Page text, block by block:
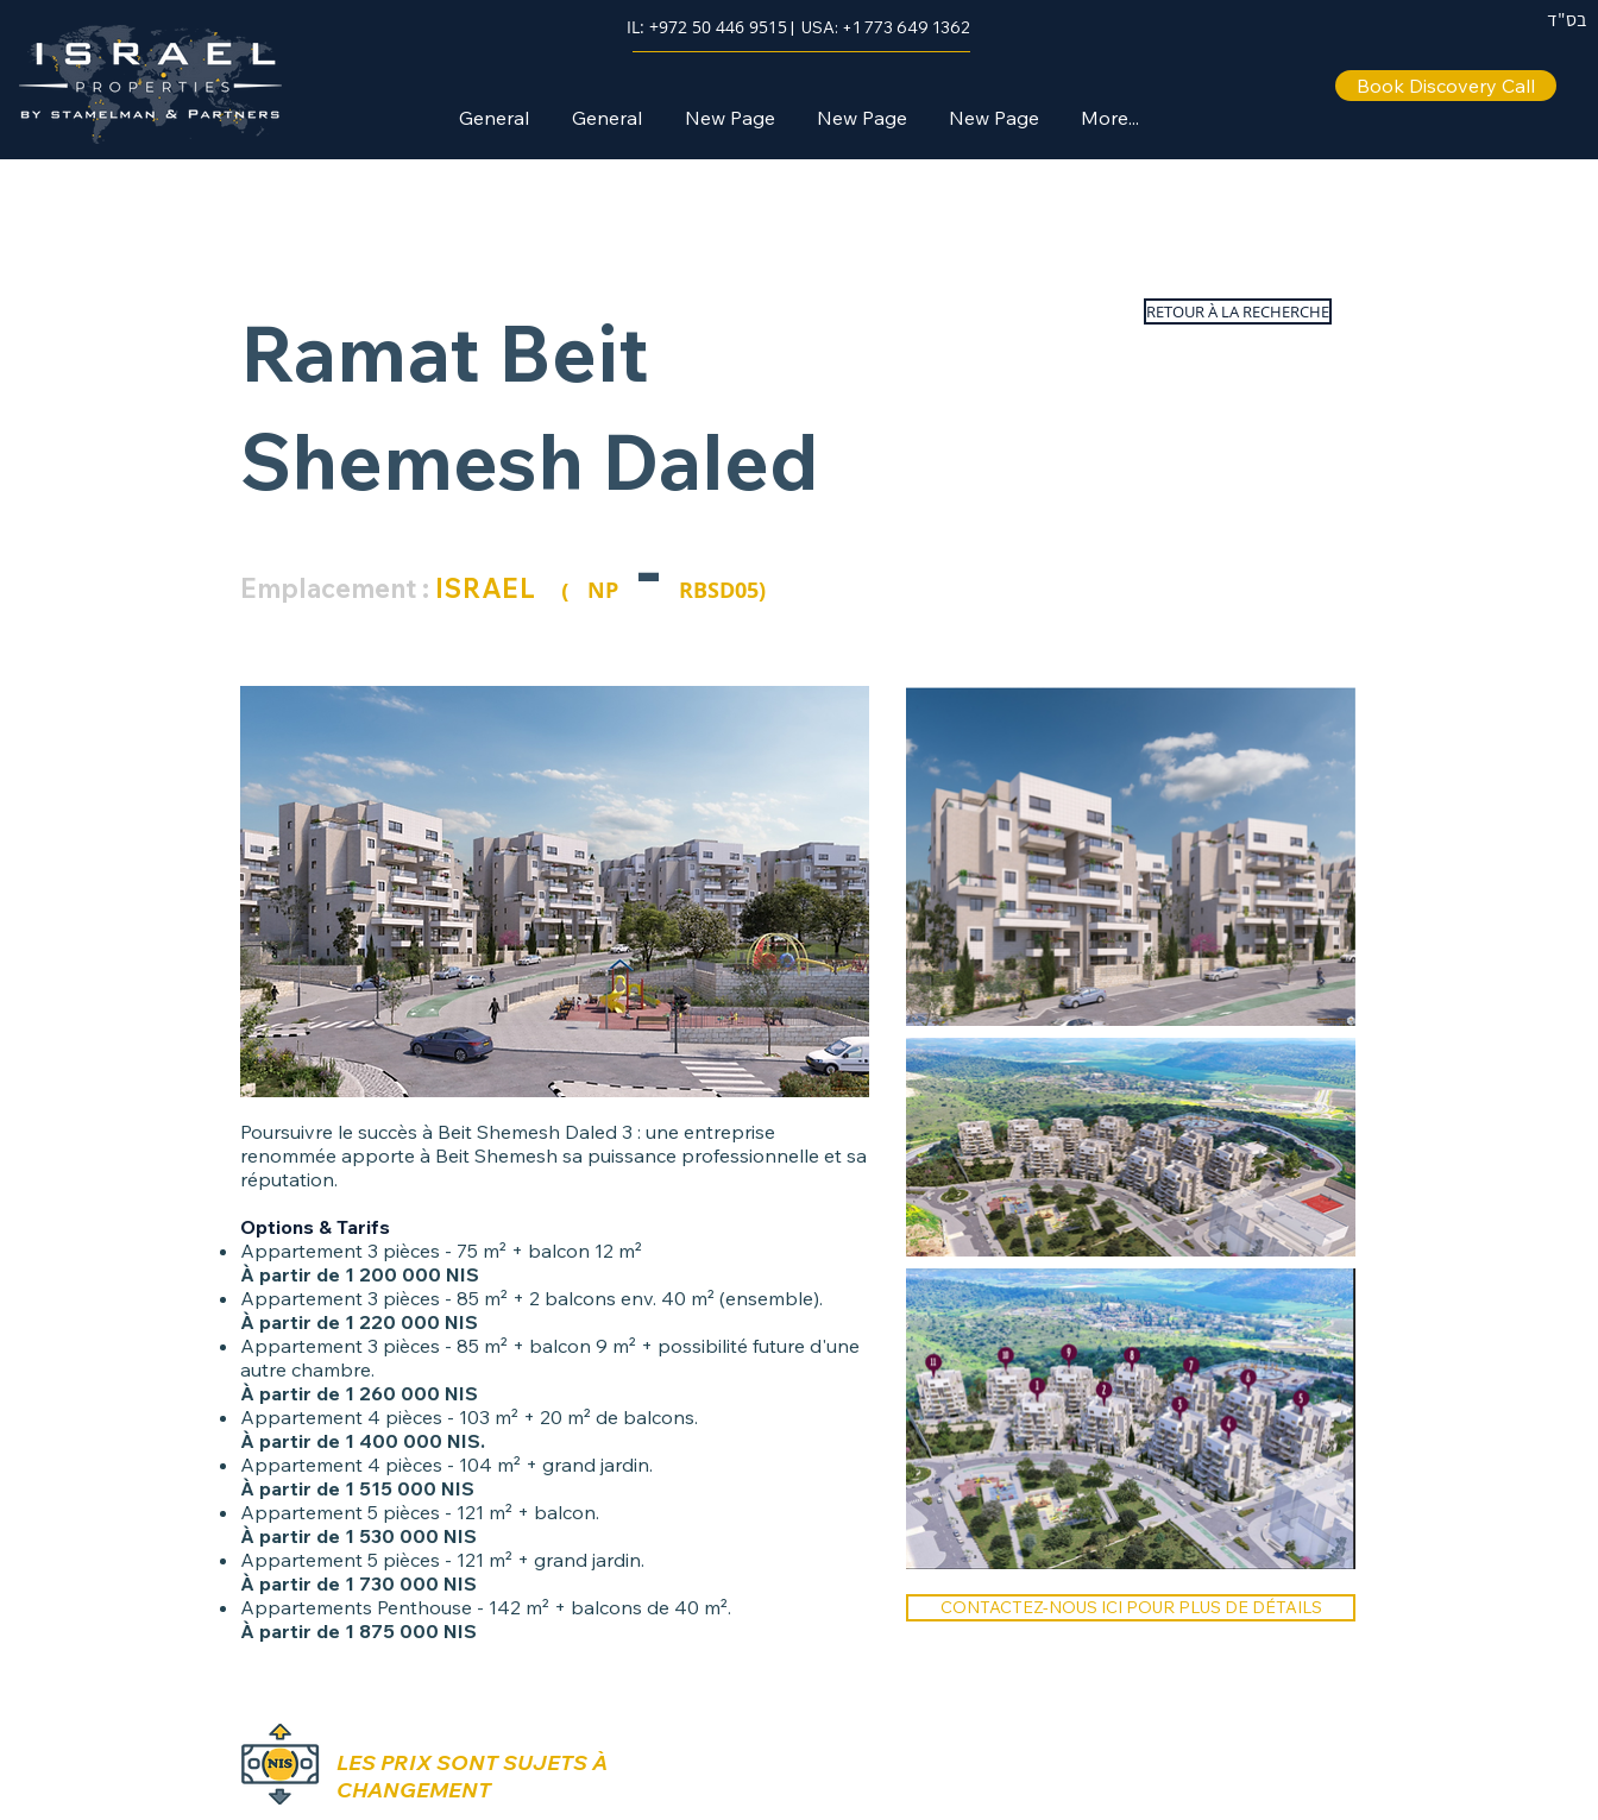
בס"ד IL: +972 50 446 9515| USA: +1 773 649 1362
General General New Page New Page New Page More...
Book Discovery Call
Ramat Beit
Shemesh Daled
Emplacement : ISRAEL ( NP- RBSD05)
Poursuivre le succès à Beit Shemesh Daled 3 : une entreprise
renommée apporte à Beit Shemesh sa puissance professionnelle et sa
réputation.
Options & Tarifs
Appartement 3 pièces - 75 m² + balcon 12 m²
À partir de 1 200 000 NIS
Appartement 3 pièces - 85 m² + 2 balcons env. 40 m² (ensemble).
À partir de 1 220 000 NIS
Appartement 3 pièces - 85 m² + balcon 9 m² + possibilité future d'une
autre chambre.
À partir de 1 260 000 NIS
Appartement 4 pièces - 103 m² + 20 m² de balcons.
À partir de 1 400 000 NIS.
Appartement 4 pièces - 104 m² + grand jardin.
À partir de 1 515 000 NIS
Appartement 5 pièces - 121 m² + balcon.
À partir de 1 530 000 NIS
Appartement 5 pièces - 121 m² + grand jardin.
À partir de 1 730 000 NIS
Appartements Penthouse - 142 m² + balcons de 40 m².
À partir de 1 875 000 NIS
RETOUR À LA RECHERCHE
CONTACTEZ-NOUS ICI POUR PLUS DE DÉTAILS
LES PRIX SONT SUJETS À
CHANGEMENT